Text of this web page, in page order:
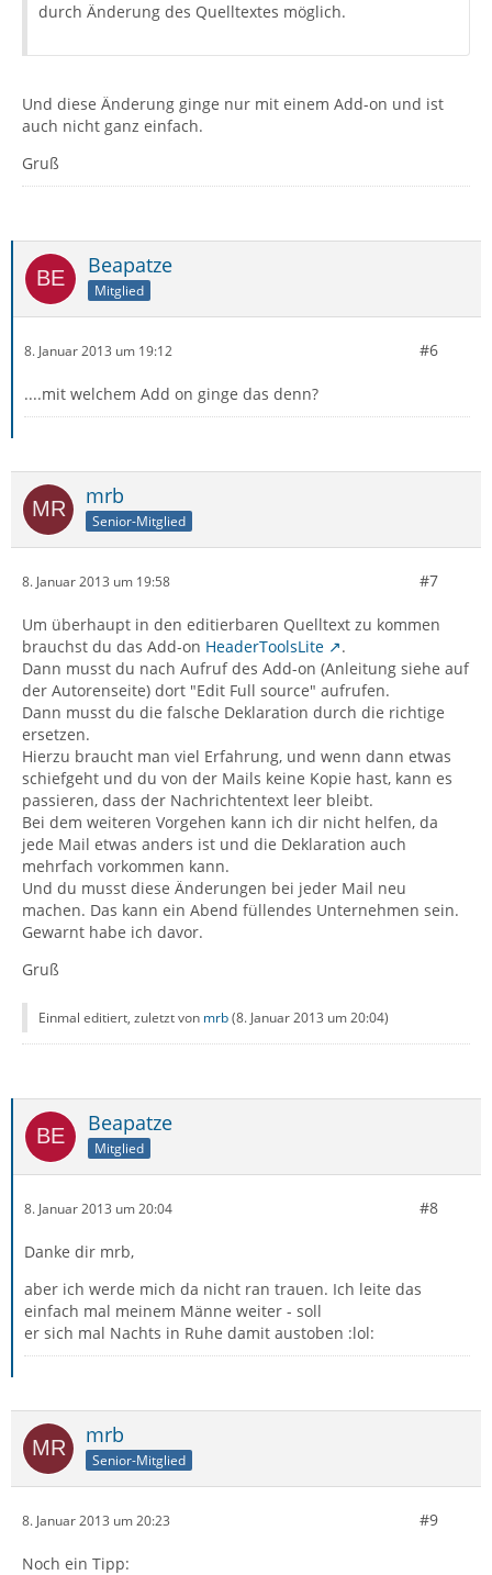
durch Änderung des Quelltextes möglich.
Und diese Änderung ginge nur mit einem Add-on und ist
auch nicht ganz einfach.
Gruß
Beapatze
Mitglied
8. Januar 2013 um 19:12 #6
....mit welchem Add on ginge das denn?
mrb
Senior-Mitglied
8. Januar 2013 um 19:58 #7
Um überhaupt in den editierbaren Quelltext zu kommen
brauchst du das Add-on HeaderToolsLite
.
Dann musst du nach Aufruf des Add-on (Anleitung siehe auf
der Autorenseite) dort "Edit Full source" aufrufen.
Dann musst du die falsche Deklaration durch die richtige
ersetzen.
Hierzu braucht man viel Erfahrung, und wenn dann etwas
schiefgeht und du von der Mails keine Kopie hast, kann es
passieren, dass der Nachrichtentext leer bleibt.
Bei dem weiteren Vorgehen kann ich dir nicht helfen, da
jede Mail etwas anders ist und die Deklaration auch
mehrfach vorkommen kann.
Und du musst diese Änderungen bei jeder Mail neu
machen. Das kann ein Abend füllendes Unternehmen sein.
Gewarnt habe ich davor.
Gruß
Einmal editiert, zuletzt von mrb(8. Januar 2013 um 20:04)
Beapatze
Mitglied
8. Januar 2013 um 20:04 #8
Danke dir mrb,
aber ich werde mich da nicht ran trauen. Ich leite das
einfach mal meinem Männe weiter - soll
er sich mal Nachts in Ruhe damit austoben :lol:
mrb
Senior-Mitglied
8. Januar 2013 um 20:23 #9
Noch ein Tipp: